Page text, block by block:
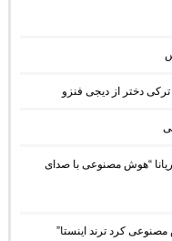
دختر از دیجی فنزو
“هوش مصنوعی با صدای